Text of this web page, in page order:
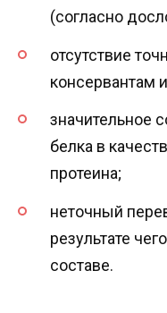
(согласно
отсутствие
консервантам
значительное
белка в
протеина;
неточный
результате
составе.